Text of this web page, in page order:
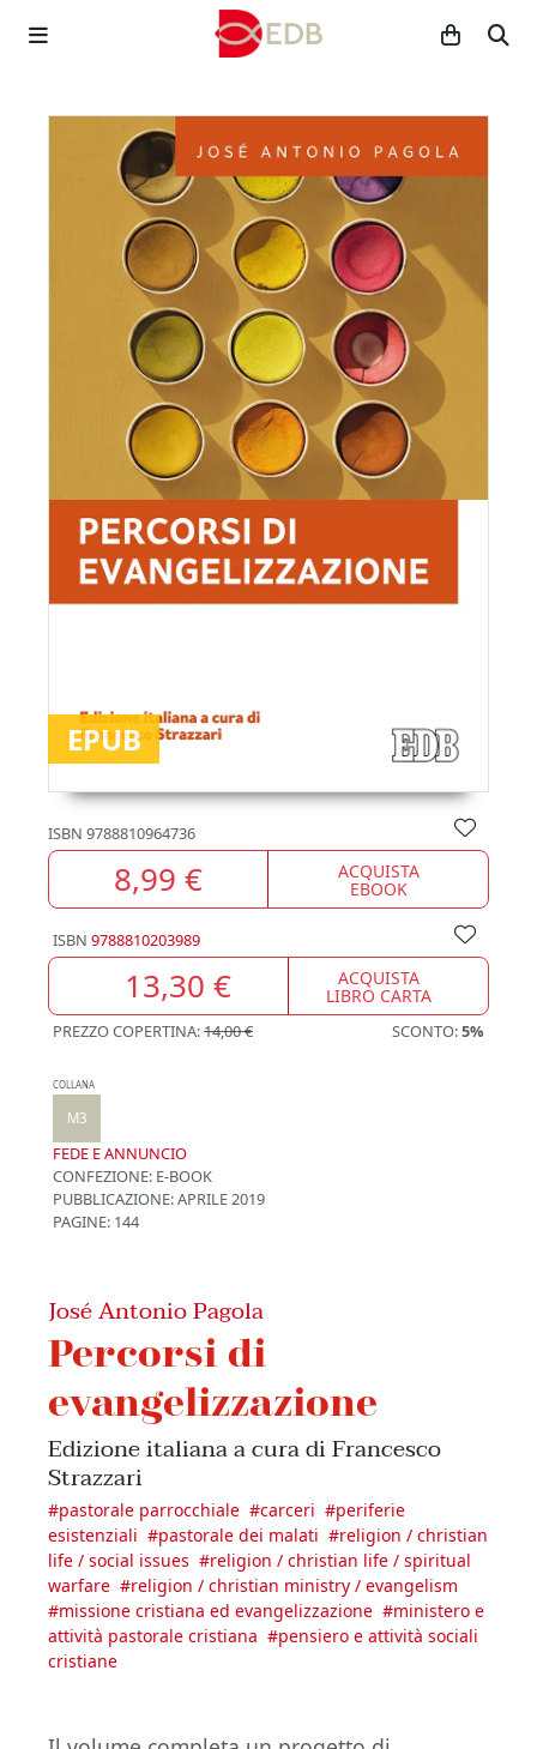
EPUB
ISBN 9788810964736
8,99 € ACQUISTA
EBOOK
ISBN 9788810203989
13,30 € ACQUISTA
LIBRO CARTA
PREZZO COPERTINA:14,00 € SCONTO:5%
COLLANA
M3
FEDE E ANNUNCIO
CONFEZIONE: E-BOOK
PUBBLICAZIONE:APRILE 2019
PAGINE: 144
José Antonio Pagola
Percorsi di
evangelizzazione
Edizione italiana a cura di Francesco
Strazzari
#pastorale parrocchiale #carceri #periferie
esistenziali #pastorale dei malati #religion / christian
life / social issues #religion / christian life / spiritual
warfare #religion / christian ministry / evangelism
#missione cristiana ed evangelizzazione #ministero e
attività pastorale cristiana #pensiero e attività sociali
cristiane